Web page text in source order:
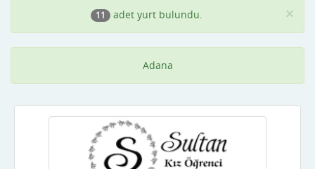
Kız Pansiyonları ×
11 adet yurt bulundu.
Adana